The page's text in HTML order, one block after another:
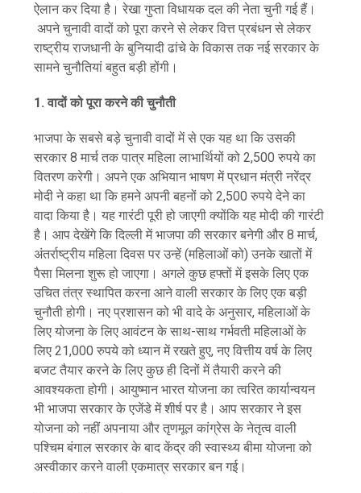
ऐलान कर दिया है। रेखा गुप्ता विधायक दल की नेता चुनी गई हैं।
अपने चुनावी वादों को पूरा करने से लेकर वित्त प्रबंधन से लेकर
राष्ट्रीय राजधानी के बुनियादी ढांचे के विकास तक नई सरकार के
सामने चुनौतियां बहुत बड़ी होंगी।
1. वादों को पूरा करने की चुनौती
भाजपा के सबसे बड़े चुनावी वादों में से एक यह था कि उसकी
सरकार 8 मार्च तक पात्र महिला लाभार्थियों को 2,500 रुपये का
वितरण करेगी। अपने एक अभियान भाषण में प्रधान मंत्री नरेंद्र
मोदी ने कहा था कि हमने अपनी बहनों को 2,500 रुपये देने का
वादा किया है। यह गारंटी पूरी हो जाएगी क्योंकि यह मोदी की गारंटी
है। आप देखेंगे कि दिल्ली में भाजपा की सरकार बनेगी और 8 मार्च,
अंतर्राष्ट्रीय महिला दिवस पर उन्हें (महिलाओं को) उनके खातों में
पैसा मिलना शुरू हो जाएगा। अगले कुछ हफ्तों में इसके लिए एक
उचित तंत्र स्थापित करना आने वाली सरकार के लिए एक बड़ी
चुनौती होगी। नए प्रशासन को भी वादे के अनुसार, महिलाओं के
लिए योजना के लिए आवंटन के साथ-साथ गर्भवती महिलाओं के
लिए 21,000 रुपये को ध्यान में रखते हुए, नए वित्तीय वर्ष के लिए
बजट तैयार करने के लिए कुछ ही दिनों में तैयारी करने की
आवश्यकता होगी। आयुष्मान भारत योजना का त्वरित कार्यान्वयन
भी भाजपा सरकार के एजेंडे में शीर्ष पर है। आप सरकार ने इस
योजना को नहीं अपनाया और तृणमूल कांग्रेस के नेतृत्व वाली
पश्चिम बंगाल सरकार के बाद केंद्र की स्वास्थ्य बीमा योजना को
अस्वीकार करने वाली एकमात्र सरकार बन गई।